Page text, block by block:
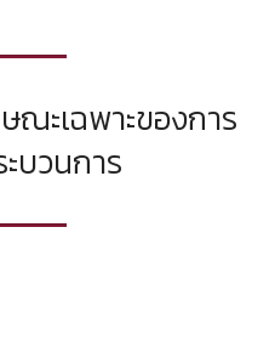
ะเฉพาะของการ
บวนการ